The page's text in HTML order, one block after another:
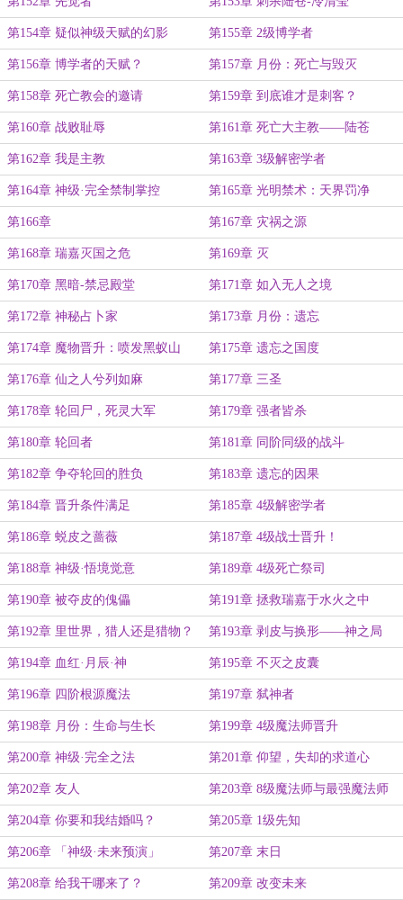
第154章 疑似神级天赋的幻影 第155章 2级博学者
第156章 博学者的天赋？ 第157章 月份：死亡与毁灭
第158章 死亡教会的邀请 第159章 到底谁才是刺客？
第160章 战败耻辱 第161章 死亡大主教——陆苍
第162章 我是主教 第163章 3级解密学者
第164章 神级·完全禁制掌控 第165章 光明禁术：天界罚净
第166章 第167章 灾祸之源
第168章 瑞嘉灭国之危 第169章 灭
第170章 黑暗-禁忌殿堂 第171章 如入无人之境
第172章 神秘占卜家 第173章 月份：遗忘
第174章 魔物晋升：喷发黑蚁山 第175章 遗忘之国度
第176章 仙之人兮列如麻 第177章 三圣
第178章 轮回尸，死灵大军 第179章 强者皆杀
第180章 轮回者 第181章 同阶同级的战斗
第182章 争夺轮回的胜负 第183章 遗忘的因果
第184章 晋升条件满足 第185章 4级解密学者
第186章 蜕皮之蔷薇 第187章 4级战士晋升！
第188章 神级·悟境觉意 第189章 4级死亡祭司
第190章 被夺皮的傀儡 第191章 拯救瑞嘉于水火之中
第192章 里世界，猎人还是猎物？ 第193章 剥皮与换形——神之局
第194章 血红·月辰·神 第195章 不灭之皮囊
第196章 四阶根源魔法 第197章 弑神者
第198章 月份：生命与生长 第199章 4级魔法师晋升
第200章 神级·完全之法 第201章 仰望，失却的求道心
第202章 友人 第203章 8级魔法师与最强魔法师
第204章 你要和我结婚吗？ 第205章 1级先知
第206章 「神级·未来预演」 第207章 末日
第208章 给我干哪来了？ 第209章 改变未来